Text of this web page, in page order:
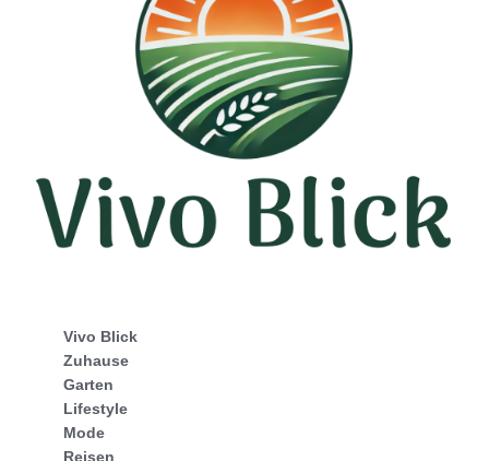
Vivo Blick
Zuhause
Garten
Lifestyle
Mode
Reisen